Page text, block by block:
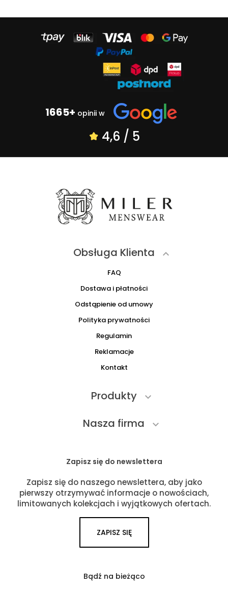
1665+ opinii w
4,6 / 5
Obsługa Klienta 
FAQ
Dostawa i płatności
Odstąpienie od umowy
Polityka prywatności
Regulamin
Reklamacje
Kontakt
Produkty 
Nasza firma 
Zapisz się do newslettera
Zapisz się do naszego newslettera, aby jako
pierwszy otrzymywać informacje o nowościach,
limitowanych kolekcjach i wyjątkowych ofertach.
ZAPISZ SIĘ
Bądź na bieżąco